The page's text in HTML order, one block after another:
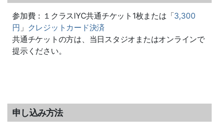
参加費：１クラスIYC共通チケット1枚または「3,300
円 」 クレジットカード決済
共通チケットの方は、当日スタジオまたはオンラインで
提示ください。
申し込み方法